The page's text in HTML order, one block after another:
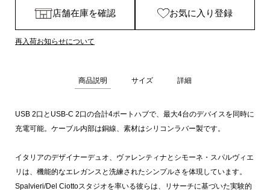
店舗在庫を確認 お気に入り登録
再入荷お知らせについて
商品説明 サイズ 詳細
USB 2口とUSB-C 2口の合計4ポートハブで、最大4台のデバイスを同時に
充電可能。ケーブル内部は銅線、素材はシリコンラバー製です。
イタリアのデザイナーデュオ、ヴァレンティナとシモーネ・スパルヴィエ
リは、機能的なエレガンスと洗練されたシンプルさを体現しています。
Spalvieri/Del Ciottoスタジオを率いる彼らは、リサーチに基づいた実験的